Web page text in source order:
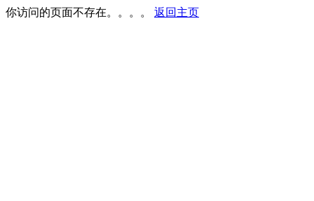
你访问的页面不存在。。。。 返回主页